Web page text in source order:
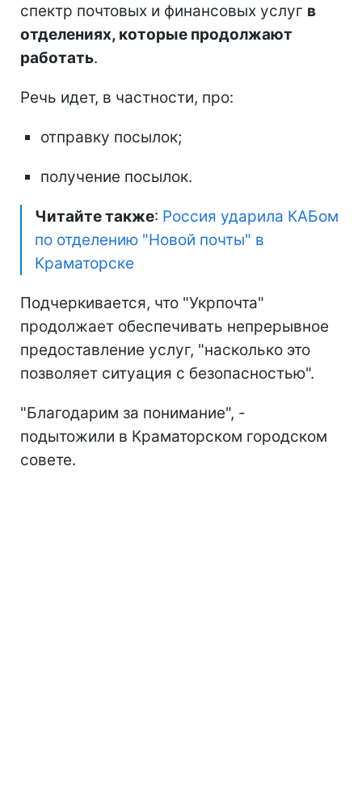
спектр почтовых и финансовых услуг в
отделениях, которые продолжают
работать.
Речь идет, в частности, про:
отправку посылок;
получение посылок.
Читайте также: Россия ударила КАБом
по отделению "Новой почты" в
Краматорске
Подчеркивается, что "Укрпочта"
продолжает обеспечивать непрерывное
предоставление услуг, "насколько это
позволяет ситуация с безопасностью".
"Благодарим за понимание", -
подытожили в Краматорском городском
совете.